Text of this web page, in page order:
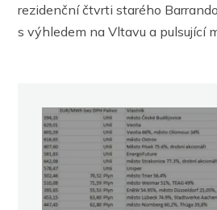
rezidenční čtvrti starého
s výhledem na Vltavu a pulsující